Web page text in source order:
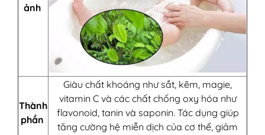
ảnh
Thành
phần
Giàu chất khoáng như sắt, kẽm, magie,
vitamin C và các chất chống oxy hóa như
flavonoid, tanin và saponin. Tác dụng giúp
tăng cường hệ miễn dịch của cơ thể, giảm